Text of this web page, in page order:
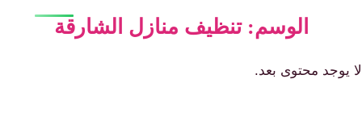
الوسم: تنظيف منازل الشارقة
لا يوجد محتوى بعد.